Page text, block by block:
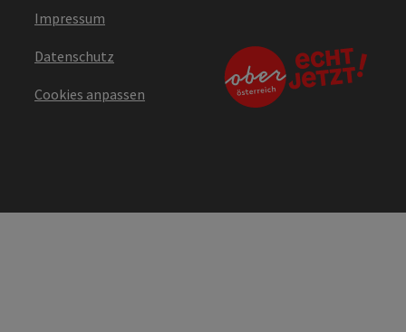
Impressum
Datenschutz
Cookies anpassen